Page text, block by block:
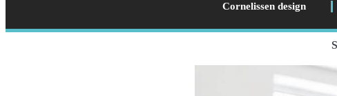
Cornelissen design